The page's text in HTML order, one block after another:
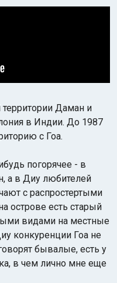
Даман и
в Индии. До 1987
с Гоа.
погорячее - в
а в Диу любителей
с распростертыми
острове есть старый
видами на местные
конкуренции Гоа не
бывалые, есть у
в чем лично мне еще